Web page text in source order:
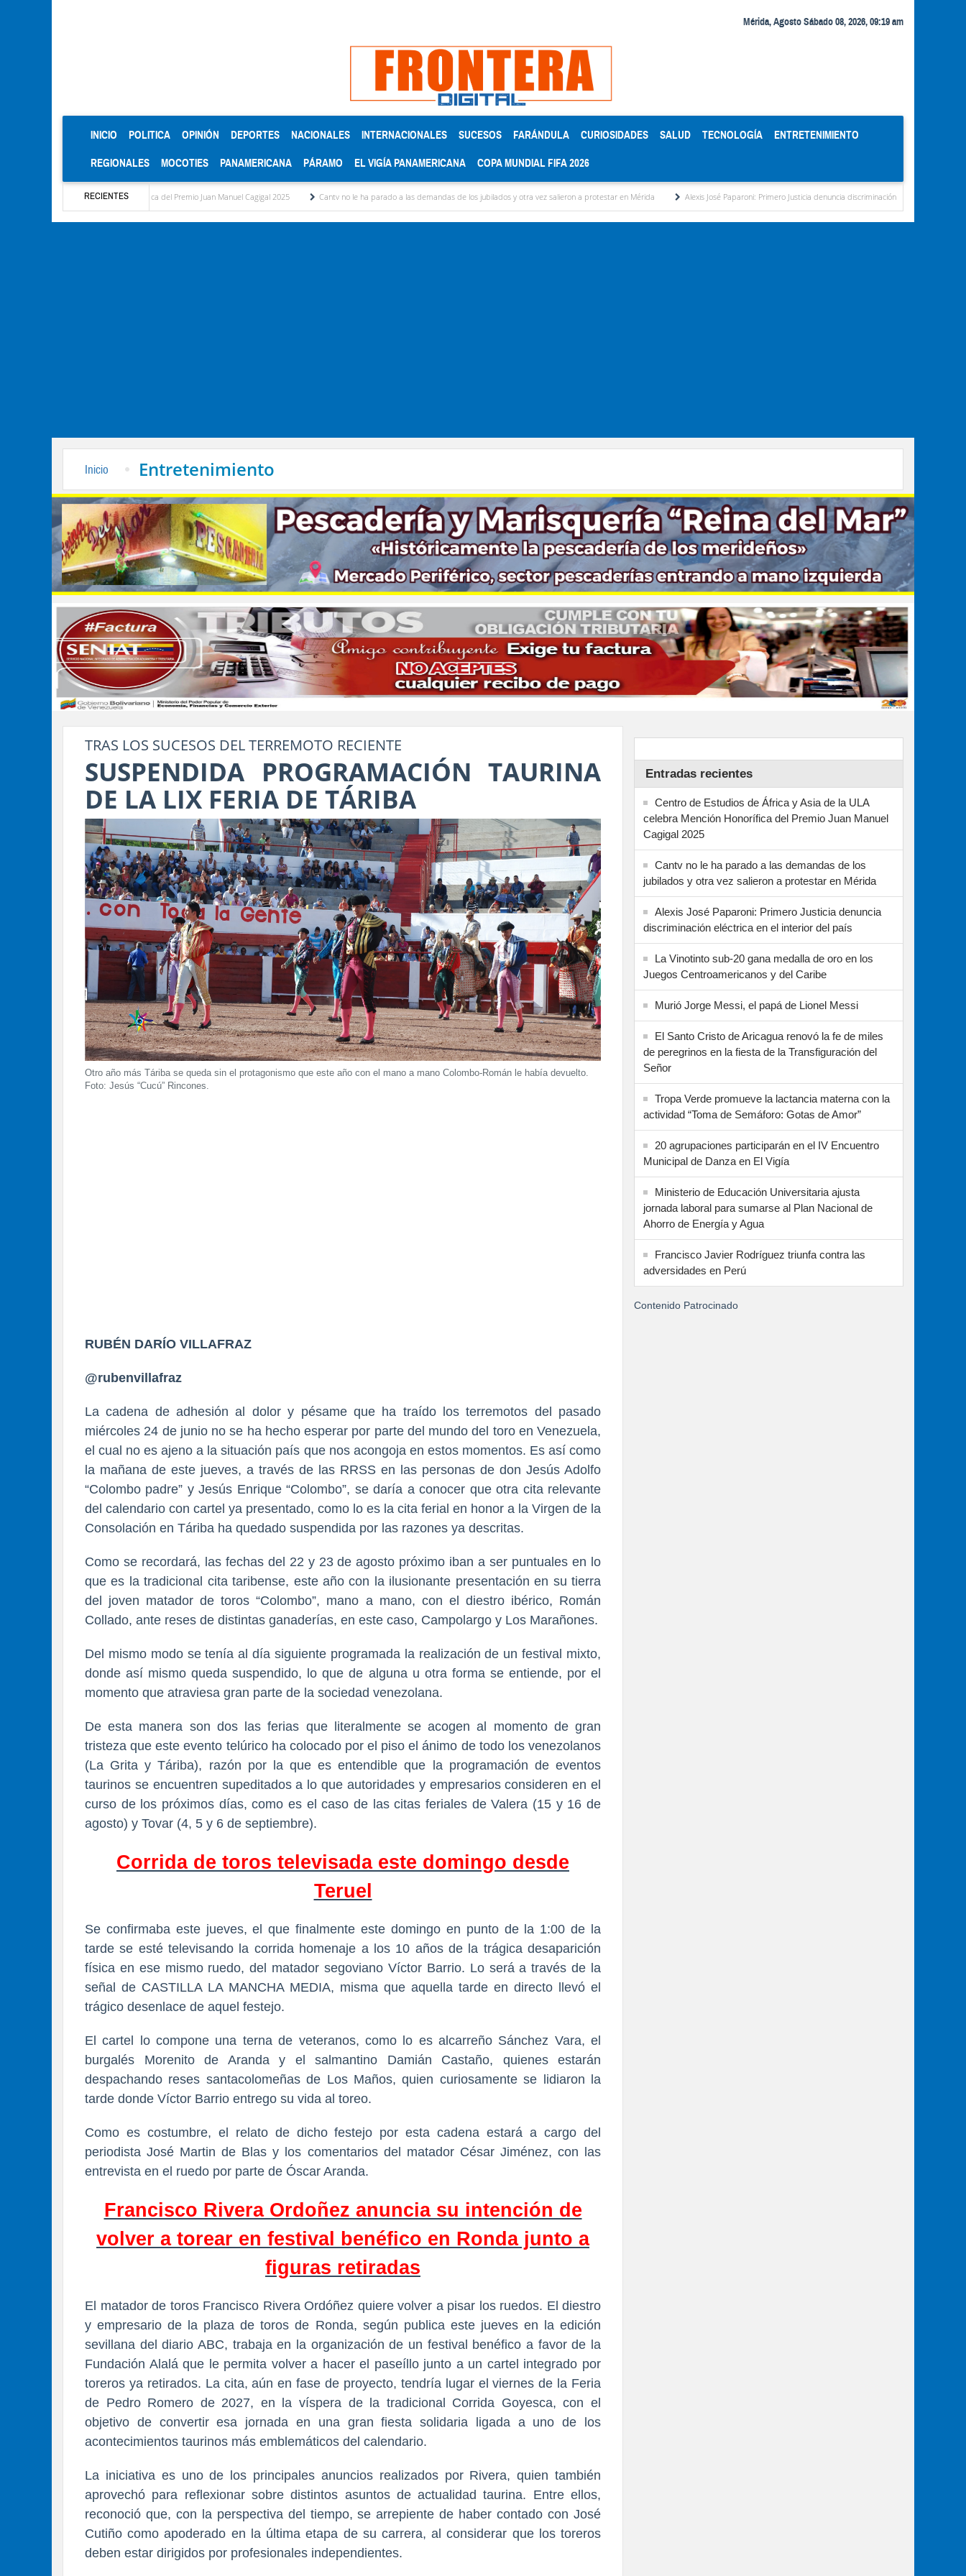
Mérida, Agosto Sábado 08, 2026, 09:19 am
INICIO (CURRENT)
POLITICA OPINIÓN DEPORTES NACIONALES INTERNACIONALES SUCESOS FARÁNDULA CURIOSIDADES SALUD TECNOLOGÍA ENTRETENIMIENTO
REGIONALES MOCOTIES PANAMERICANA PÁRAMO EL VIGÍA PANAMERICANA COPA MUNDIAL FIFA 2026
RECIENTES
Mención Honorífica del Premio Juan Manuel Cagigal 2025 Cantv no le ha parado a las demandas de los jubilados y otra vez salieron a protestar en Mérida Alexis José Paparoni: Primero Justicia denuncia discriminación eléctrica en el interior del país
Inicio Entretenimiento
TRAS LOS SUCESOS DEL TERREMOTO RECIENTE
SUSPENDIDA PROGRAMACIÓN TAURINA
DE LA LIX FERIA DE TÁRIBA
Otro año más Táriba se queda sin el protagonismo que este año con el mano a mano Colombo-Román le había devuelto.
Foto: Jesús “Cucú” Rincones.
RUBÉN DARÍO VILLAFRAZ
@rubenvillafraz
La cadena de adhesión al dolor y pésame que ha traído los terremotos del pasado
miércoles 24 de junio no se ha hecho esperar por parte del mundo del toro en Venezuela,
el cual no es ajeno a la situación país que nos acongoja en estos momentos. Es así como
la mañana de este jueves, a través de las RRSS en las personas de don Jesús Adolfo
“Colombo padre” y Jesús Enrique “Colombo”, se daría a conocer que otra cita relevante
del calendario con cartel ya presentado, como lo es la cita ferial en honor a la Virgen de la
Consolación en Táriba ha quedado suspendida por las razones ya descritas.
Como se recordará, las fechas del 22 y 23 de agosto próximo iban a ser puntuales en lo
que es la tradicional cita taribense, este año con la ilusionante presentación en su tierra
del joven matador de toros “Colombo”, mano a mano, con el diestro ibérico, Román
Collado, ante reses de distintas ganaderías, en este caso, Campolargo y Los Marañones.
Del mismo modo se tenía al día siguiente programada la realización de un festival mixto,
donde así mismo queda suspendido, lo que de alguna u otra forma se entiende, por el
momento que atraviesa gran parte de la sociedad venezolana.
De esta manera son dos las ferias que literalmente se acogen al momento de gran
tristeza que este evento telúrico ha colocado por el piso el ánimo de todo los venezolanos
(La Grita y Táriba), razón por la que es entendible que la programación de eventos
taurinos se encuentren supeditados a lo que autoridades y empresarios consideren en el
curso de los próximos días, como es el caso de las citas feriales de Valera (15 y 16 de
agosto) y Tovar (4, 5 y 6 de septiembre).
Corrida de toros televisada este domingo desde
Teruel
Se confirmaba este jueves, el que finalmente este domingo en punto de la 1:00 de la
tarde se esté televisando la corrida homenaje a los 10 años de la trágica desaparición
física en ese mismo ruedo, del matador segoviano Víctor Barrio. Lo será a través de la
señal de CASTILLA LA MANCHA MEDIA, misma que aquella tarde en directo llevó el
trágico desenlace de aquel festejo.
El cartel lo compone una terna de veteranos, como lo es alcarreño Sánchez Vara, el
burgalés Morenito de Aranda y el salmantino Damián Castaño, quienes estarán
despachando reses santacolomeñas de Los Maños, quien curiosamente se lidiaron la
tarde donde Víctor Barrio entrego su vida al toreo.
Como es costumbre, el relato de dicho festejo por esta cadena estará a cargo del
periodista José Martin de Blas y los comentarios del matador César Jiménez, con las
entrevista en el ruedo por parte de Óscar Aranda.
Francisco Rivera Ordoñez anuncia su intención de
volver a torear en festival benéfico en Ronda junto a
figuras retiradas
El matador de toros Francisco Rivera Ordóñez quiere volver a pisar los ruedos. El diestro
y empresario de la plaza de toros de Ronda, según publica este jueves en la edición
sevillana del diario ABC, trabaja en la organización de un festival benéfico a favor de la
Fundación Alalá que le permita volver a hacer el paseíllo junto a un cartel integrado por
toreros ya retirados. La cita, aún en fase de proyecto, tendría lugar el viernes de la Feria
de Pedro Romero de 2027, en la víspera de la tradicional Corrida Goyesca, con el
objetivo de convertir esa jornada en una gran fiesta solidaria ligada a uno de los
acontecimientos taurinos más emblemáticos del calendario.
La iniciativa es uno de los principales anuncios realizados por Rivera, quien también
aprovechó para reflexionar sobre distintos asuntos de actualidad taurina. Entre ellos,
reconoció que, con la perspectiva del tiempo, se arrepiente de haber contado con José
Cutiño como apoderado en la última etapa de su carrera, al considerar que los toreros
deben estar dirigidos por profesionales independientes.
Entradas recientes
Centro de Estudios de África y Asia de la ULA
celebra Mención Honorífica del Premio Juan Manuel
Cagigal 2025
Cantv no le ha parado a las demandas de los
jubilados y otra vez salieron a protestar en Mérida
Alexis José Paparoni: Primero Justicia denuncia
discriminación eléctrica en el interior del país
La Vinotinto sub-20 gana medalla de oro en los
Juegos Centroamericanos y del Caribe
Murió Jorge Messi, el papá de Lionel Messi
El Santo Cristo de Aricagua renovó la fe de miles
de peregrinos en la fiesta de la Transfiguración del
Señor
Tropa Verde promueve la lactancia materna con la
actividad “Toma de Semáforo: Gotas de Amor”
20 agrupaciones participarán en el IV Encuentro
Municipal de Danza en El Vigía
Ministerio de Educación Universitaria ajusta
jornada laboral para sumarse al Plan Nacional de
Ahorro de Energía y Agua
Francisco Javier Rodríguez triunfa contra las
adversidades en Perú
Contenido Patrocinado